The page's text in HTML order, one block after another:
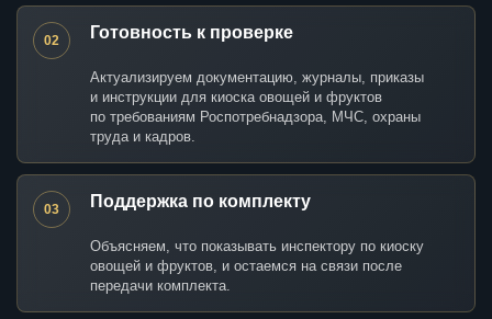
02 Готовность к проверке
Актуализируем документацию, журналы, приказы
и инструкции для киоска овощей и фруктов
по требованиям Роспотребнадзора, МЧС, охраны
труда и кадров.
03 Поддержка по комплекту
Объясняем, что показывать инспектору по киоску
овощей и фруктов, и остаемся на связи после
передачи комплекта.